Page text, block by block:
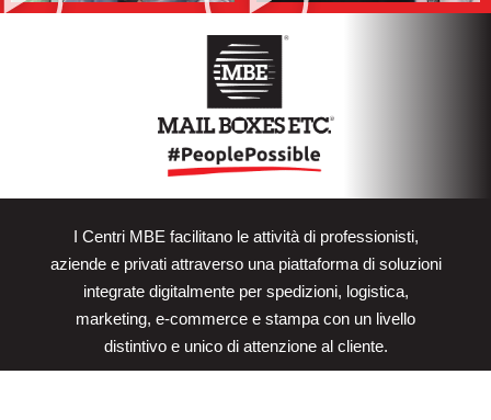
I Centri MBE facilitano le attività di professionisti,
aziende e privati attraverso una piattaforma di soluzioni
integrate digitalmente per spedizioni, logistica,
marketing, e-commerce e stampa con un livello
distintivo e unico di attenzione al cliente.